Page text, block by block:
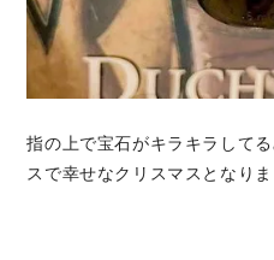
指の上で宝石がキラキラして
スで幸せなクリスマスとなりま